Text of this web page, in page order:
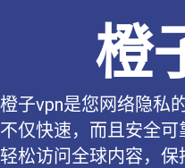
橙
橙子vpn是您网络隐私
不仅快速，而且安全
轻松访问全球内容，保